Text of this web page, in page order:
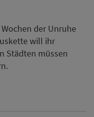
der Unruhe
will ihr
Städten müssen